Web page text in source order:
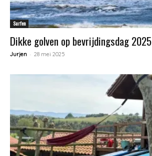
Surfen
Dikke golven op bevrijdingsdag 2025
Jurjen - 28 mei 2025